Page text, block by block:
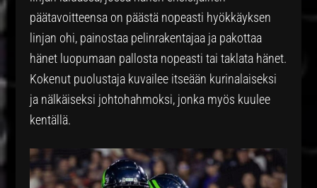
päätavoitteensa on päästä nopeasti hyökkäyksen
linjan ohi, painostaa pelinrakentajaa ja pakottaa
hänet luopumaan pallosta nopeasti tai taklata hänet.
Kokenut puolustaja kuvailee itseään kurinalaiseksi
ja nälkäiseksi johtohahmoksi, jonka myös kuulee
kentällä.